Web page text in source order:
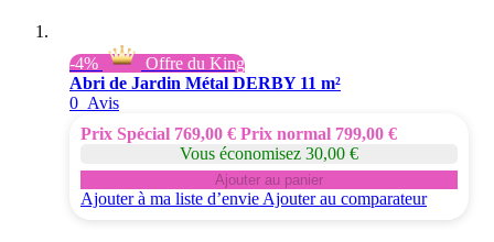
-4%
Offre du King
Abri de Jardin Métal DERBY 11 m²
0 Avis
Prix Spécial 769,00 € Prix normal 799,00 €
Vous économisez 30,00 €
Ajouter au panier
Ajouter à ma liste d’envie Ajouter au comparateur